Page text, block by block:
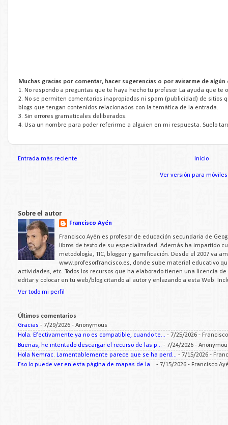
Muchas gracias por comentar, hacer sugerencias o por avisarme de
1. No respondo a preguntas que te haya hecho tu profesor. La ayuda que te
2. No se permiten comentarios inapropiados ni spam (publicidad) de sitios
blogs que tengan contenidos relacionados con la temática de la entrada.
3. Sin errores gramaticales deliberados.
4. Usa un nombre para poder referirme a alguien en mi respuesta. Suelo
Entrada más reciente Inicio
Ver versión para móviles
Sobre el autor
Francisco Ayén
Francisco Ayén es profesor de educación secundaria de
libros de texto de su especializadad. Además ha impartido
metodología, TIC, blogger y gamificación. Desde el 2007 va
www.profesorfrancisco.es, donde sube material educativo
actividades, etc. Todos los recursos que ha elaborado tienen una licencia
editar y colocar en tu web/blog citando al autor y enlazando a esta Web.
Ver todo mi perfil
Últimos comentarios
Gracias - 7/29/2026 - Anonymous
Hola. Efectivamente ya no es compatible, cuando te... - 7/25/2026 -
Buenas, he intentado descargar el recurso de las p... - 7/24/2026 -
Hola Nemrac. Lamentablemente parece que se ha perd... - 7/15/2026 -
Eso lo puede ver en esta página de mapas de la... - 7/15/2026 - Francisco